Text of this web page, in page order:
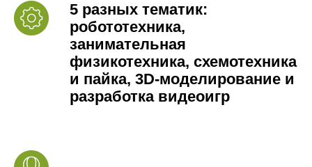
5 разных тематик:
робототехника,
занимательная
физикотехника, схемотехника
и пайка, 3D-моделирование и
разработка видеоигр